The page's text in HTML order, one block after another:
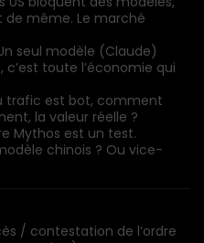
de même. Le marché
seul modèle (Claude)
c’est toute l’économie qui
trafic est bot, comment
la valeur réelle ?
Mythos est un test.
chinois ? Ou vice-
/ contestation de l’ordre